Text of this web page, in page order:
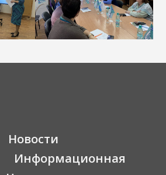
Новости
Информационная